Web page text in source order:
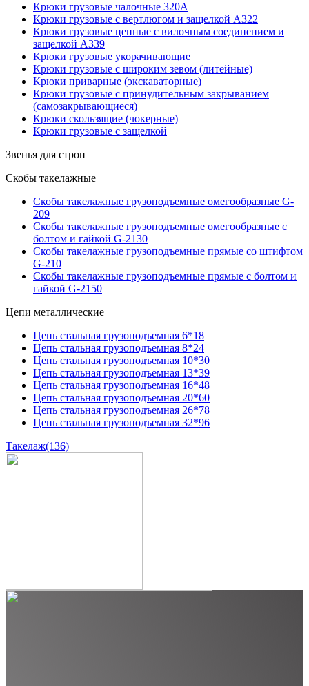
Крюки грузовые чалочные 320А
Крюки грузовые с вертлюгом и защелкой А322
Крюки грузовые цепные с вилочным соединением и
защелкой А339
Крюки грузовые укорачивающие
Крюки грузовые с широким зевом (литейные)
Крюки приварные (экскаваторные)
Крюки грузовые с принудительным закрыванием
(самозакрывающиеся)
Крюки скользящие (чокерные)
Крюки грузовые с защелкой
Звенья для строп
Скобы такелажные
Скобы такелажные грузоподъемные омегообразные G-
209
Скобы такелажные грузоподъемные омегообразные с
болтом и гайкой G-2130
Скобы такелажные грузоподъемные прямые со штифтом
G-210
Скобы такелажные грузоподъемные прямые с болтом и
гайкой G-2150
Цепи металлические
Цепь стальная грузоподъемная 6*18
Цепь стальная грузоподъемная 8*24
Цепь стальная грузоподъемная 10*30
Цепь стальная грузоподъемная 13*39
Цепь стальная грузоподъемная 16*48
Цепь стальная грузоподъемная 20*60
Цепь стальная грузоподъемная 26*78
Цепь стальная грузоподъемная 32*96
Такелаж(136)